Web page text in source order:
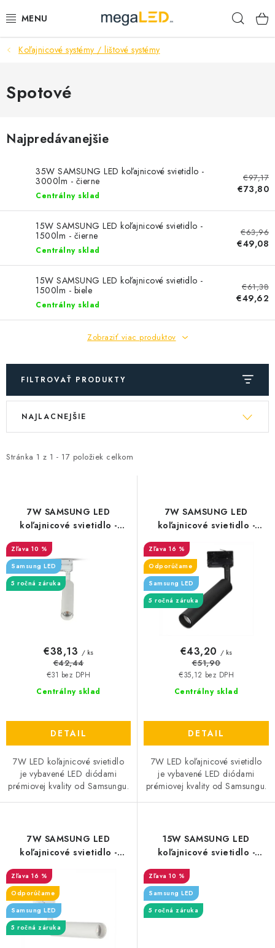
na
PRIEMYSEL
SVIETIDLÁ
PRACOVNÉ SVIETIDLÁ
ELEKTROMATERIÁL
VENTILÁTORY
SAMSUNG SVIETIDLÁ
SOLÁRNE SYSTÉMY
SEZÓNNE VÝPREDAJE POĽNOPOTREBY
DOM A ZÁHRADA
KONTAKTY
O NÁS - MEGALED & JANTON ZÁKAMENNÉ
O nás - MEGALED & JANTON Zákamenné
Zľavy pre profíkov
Hodnotenie obchodu Moja objednávka
Koľajnicové systémy / lištové systémy
Spotové
Najpredávanejšie
35W SAMSUNG LED koľajnicové svietidlo -
3000lm - čierne
Centrálny sklad
€97,17
€73,80
15W SAMSUNG LED koľajnicové svietidlo -
1500lm - čierne
Centrálny sklad
€63,96
€49,08
15W SAMSUNG LED koľajnicové svietidlo -
1500lm - biele
Centrálny sklad
€61,38
€49,62
Zobraziť viac produktov
FILTROVAŤ PRODUKTY
V
i
d
u
k
t
Stránka 1 z 1 - 17 položiek celkom
R
e
r
o
d
u
NAJLACNEJŠIE
7W SAMSUNG LED
koľajnicové svietidlo -
490lm - biele
10 %
Samsung LED
5 ročná záruka
Centrálny sklad
€31 bez DPH
€38,13 / ks
€42,44
DETAIL
7W LED koľajnicové svietidlo
je vybavené LED diódami
prémiovej kvality od Samsungu.
7W SAMSUNG LED
koľajnicové svietidlo -
700lm - biele
16 %
Odporúčame
Samsung LED
5 ročná záruka
Centrálny sklad
€35,12 bez DPH
€43,20 / ks
€51,90
DETAIL
7W LED koľajnicové svietidlo
je vybavené LED diódami
prémiovej kvality od Samsungu.
7W SAMSUNG LED
koľajnicové svietidlo -
700lm - biele
16 %
Odporúčame
Samsung LED
5 ročná záruka
15W SAMSUNG LED
koľajnicové svietidlo -
1200lm - biele
10 %
Samsung LED
5 ročná záruka